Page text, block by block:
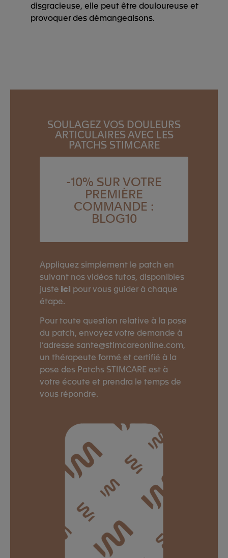
disgracieuse, elle peut être douloureuse et
provoquer des démangeaisons.
SOULAGEZ VOS DOULEURS
ARTICULAIRES AVEC LES
PATCHS STIMCARE
-10% SUR VOTRE
PREMIÈRE
COMMANDE :
BLOG10
Appliquez simplement le patch en
suivant nos vidéos tutos, disponibles
juste ici pour vous guider à chaque
étape.
Pour toute question relative à la pose
du patch, envoyez votre demande à
l’adresse sante@stimcareonline.com,
un thérapeute formé et certifié à la
pose des Patchs STIMCARE est à
votre écoute et prendra le temps de
vous répondre.